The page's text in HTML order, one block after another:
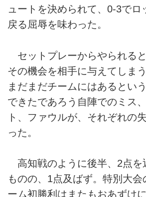
ュートを決められて、0-3でロ
戻る屈辱を味わった。
セットプレーからやられると
その機会を相手に与えてしま
まだまだチームにはあるとい
できたであろう自陣でのミス
ト、ファウルが、それぞれの
った。
高知戦のように後半、2点を
ものの、1点及ばず。特別大会
ーム初勝利はまたもおあずけ